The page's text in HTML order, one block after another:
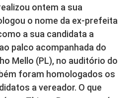
ontem a sua
o nome da ex-prefeita
a sua candidata a
palco acompanhada do
Mello (PL), no auditório do
foram homologados os
a vereador. O que